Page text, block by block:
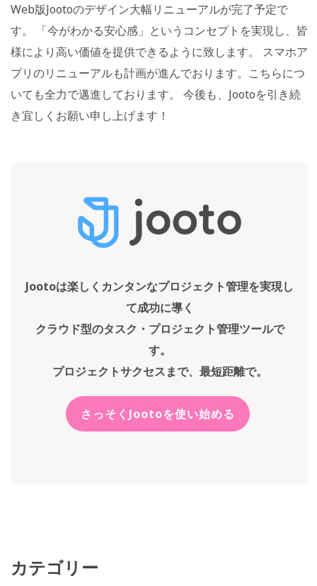
Web版Jootoのデザイン大幅リニューアルが完了予定で
す。 「今がわかる安心感」というコンセプトを実現し、皆
様により高い価値を提供できるように致します。 スマホア
プリのリニューアルも計画が進んでおります。こちらにつ
いても全力で邁進しております。 今後も、Jootoを引き続
き宜しくお願い申し上げます！
Jootoは楽しくカンタンなプロジェクト管理を実現し
て成功に導く
クラウド型のタスク・プロジェクト管理ツールで
す。
プロジェクトサクセスまで、最短距離で。
さっそくJootoを使い始める
カテゴリー